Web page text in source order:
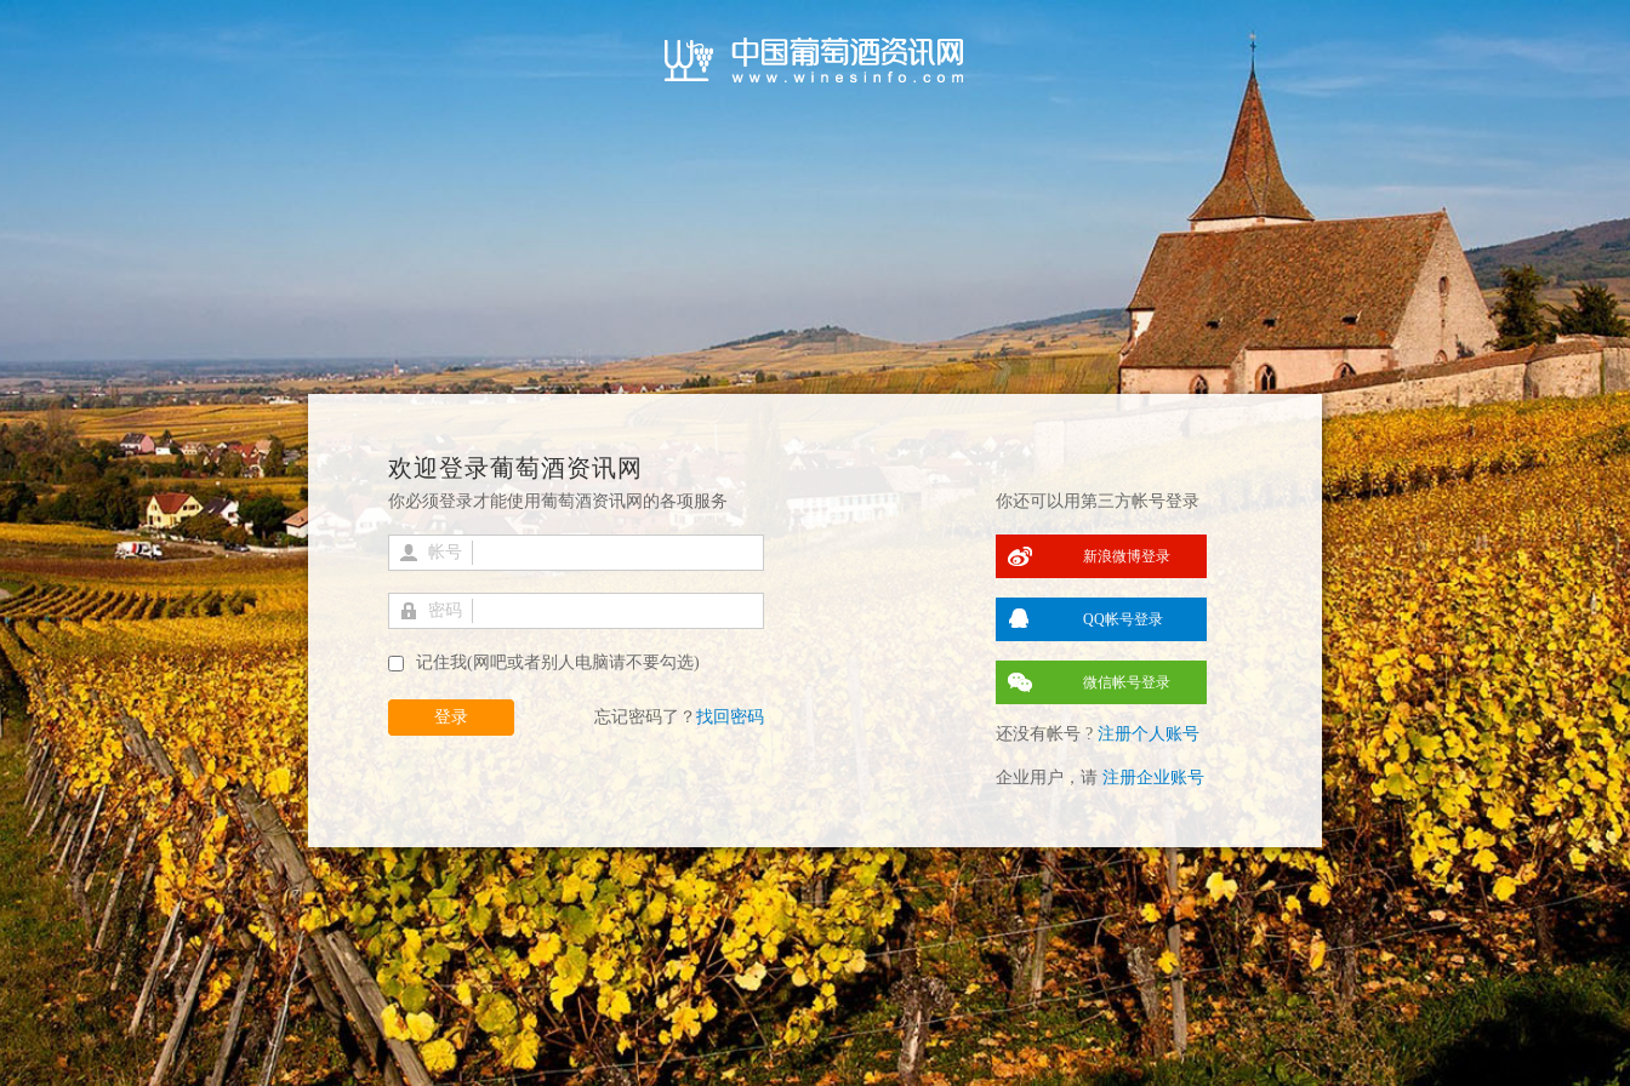
欢迎登录葡萄酒资讯网
你必须登录才能使用葡萄酒资讯网的各项服务
帐号
密码
记住我(网吧或者别人电脑请不要勾选)
登录 忘记密码了？ 找回密码
你还可以用第三方帐号登录
新浪微博登录
QQ帐号登录
微信帐号登录
还没有帐号 ? 注册个人账号
企业用户，请 注册企业账号